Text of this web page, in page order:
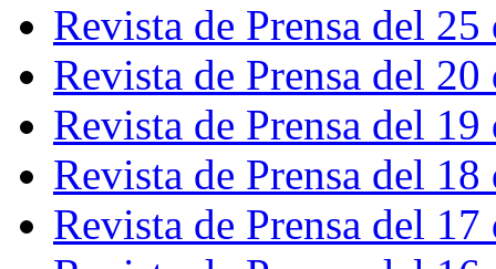
Revista de Prensa del
Revista de Prensa del
Revista de Prensa del
Revista de Prensa del
Revista de Prensa del